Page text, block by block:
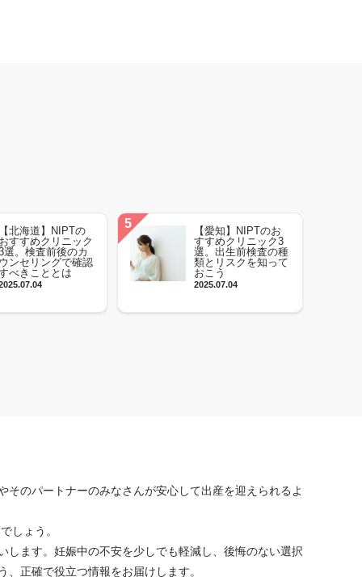
北海道】NIPTの
すすめクリニック
選。検査前後のカ
ンセリングで確認
べきこととは
【愛知】NIPTのお
すすめクリニック3
選。出生前検査の種
類とリスクを知って
おこう
2025.07.04
のパートナーのみなさんが安心して出産を迎えられるよ
しょう。
ます。妊娠中の不安を少しでも軽減し、後悔のない選択
正確で役立つ情報をお届けします。